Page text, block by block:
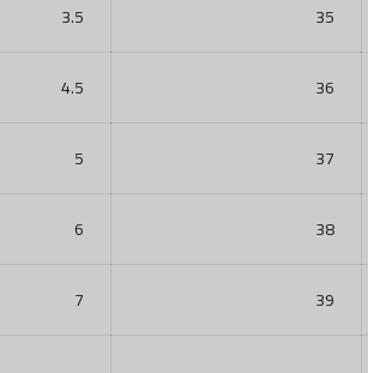
35
3.5
36
4.5
37
5
38
6
39
7